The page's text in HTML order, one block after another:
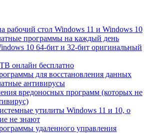
рабочий стол Windows 11 и Windows 10
программы на каждый день
10 64-бит и 32-бит оригинальный
онлайн бесплатно
для восстановления данных
антивирусы
вредоносных программ (которых не
утилиты Windows 11 и 10, о
не знают
удаленного управления